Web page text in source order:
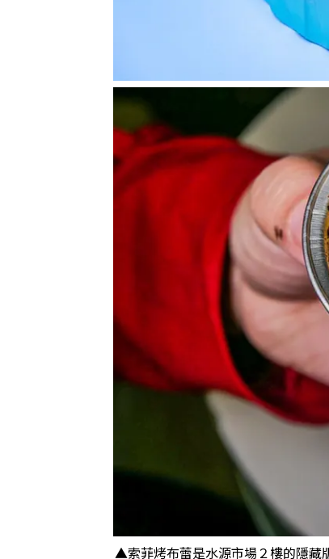
▲索菲烤布蕾是水源市場２樓的隱藏